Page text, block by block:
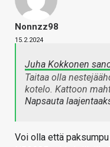
Nonnzz98
15.2.2024
Juha Kokkonen
Taitaa olla
kotelo. Kattoon
Napsauta
Voi olla että